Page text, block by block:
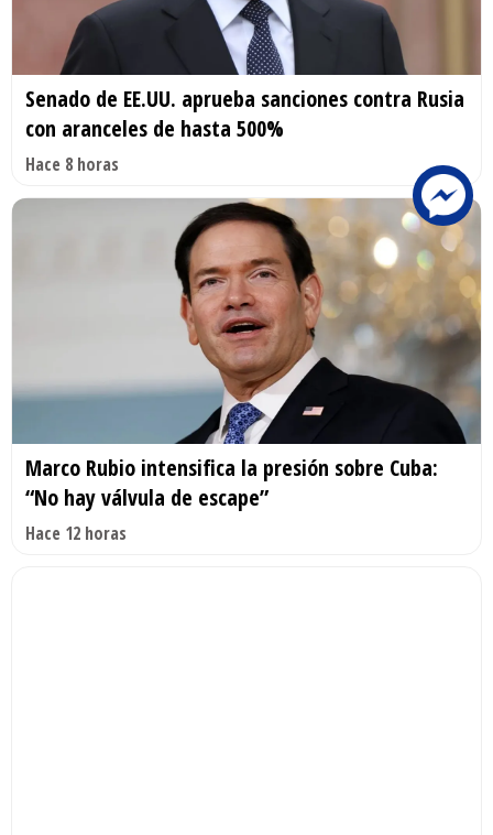
Senado de EE.UU. aprueba sanciones contra Rusia
con aranceles de hasta 500%
Hace 8 horas
Marco Rubio intensifica la presión sobre Cuba:
“No hay válvula de escape”
Hace 12 horas